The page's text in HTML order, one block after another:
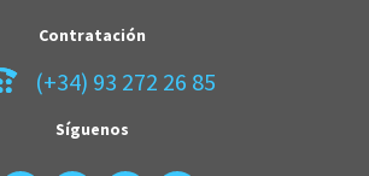
Contratación
(+34) 93 272 26 85
Síguenos